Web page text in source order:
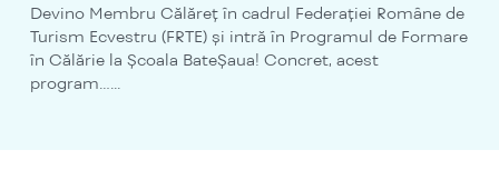
Devino Membru Călăreț în cadrul Federației Române de
Turism Ecvestru (FRTE) și intră în Programul de Formare
în Călărie la Școala BateȘaua! Concret, acest
program…...